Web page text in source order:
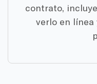
contrato,
verlo en